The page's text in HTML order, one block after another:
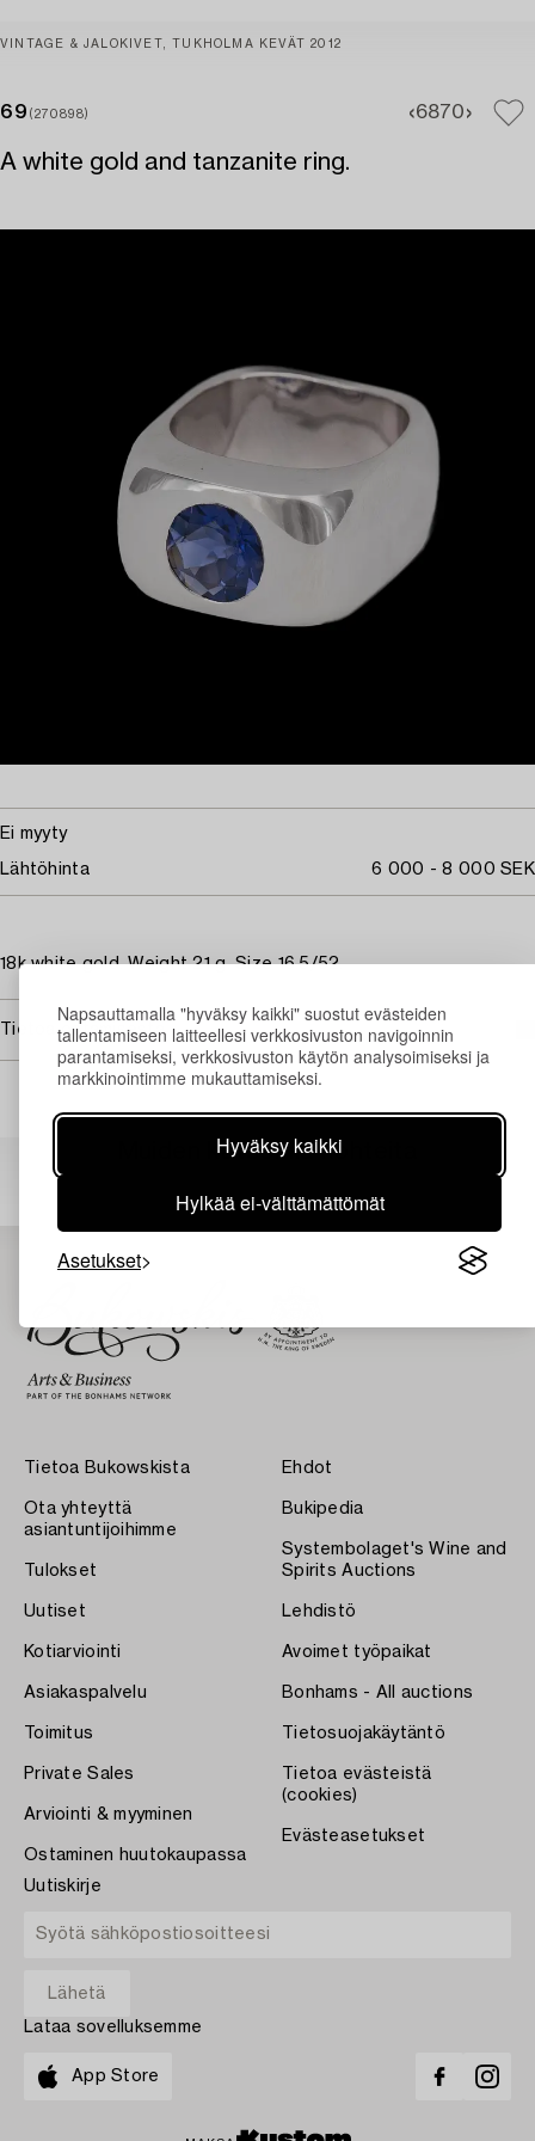
Napsauttamalla "hyväksy kaikki" suostut evästeiden
tallentamiseen laitteellesi verkkosivuston navigoinnin
parantamiseksi, verkkosivuston käytön analysoimiseksi ja
markkinointimme mukauttamiseksi.
Hyväksy kaikki
Hylkää ei-välttämättömät
Asetukset
VINTAGE & JALOKIVET, TUKHOLMA KEVÄT 2012
69 (270898) 6870
A white gold and tanzanite ring.
Ei myyty
Lähtöhinta 6 000 - 8 000 SEK
18k white gold. Weight 21 g. Size 16.5/52.
Tietoa ostamisesta
Muiden katsomia kohteita
Tietoa Bukowskista
Ota yhteyttä
asiantuntijoihimme
Tulokset
Uutiset
Kotiarviointi
Asiakaspalvelu
Toimitus
Private Sales
Arviointi & myyminen
Ostaminen huutokaupassa
Ehdot
Bukipedia
Systembolaget's Wine and
Spirits Auctions
Lehdistö
Avoimet työpaikat
Bonhams - All auctions
Tietosuojakäytäntö
Tietoa evästeistä
(cookies)
Evästeasetukset
Uutiskirje
Lataa sovelluksemme
App Store